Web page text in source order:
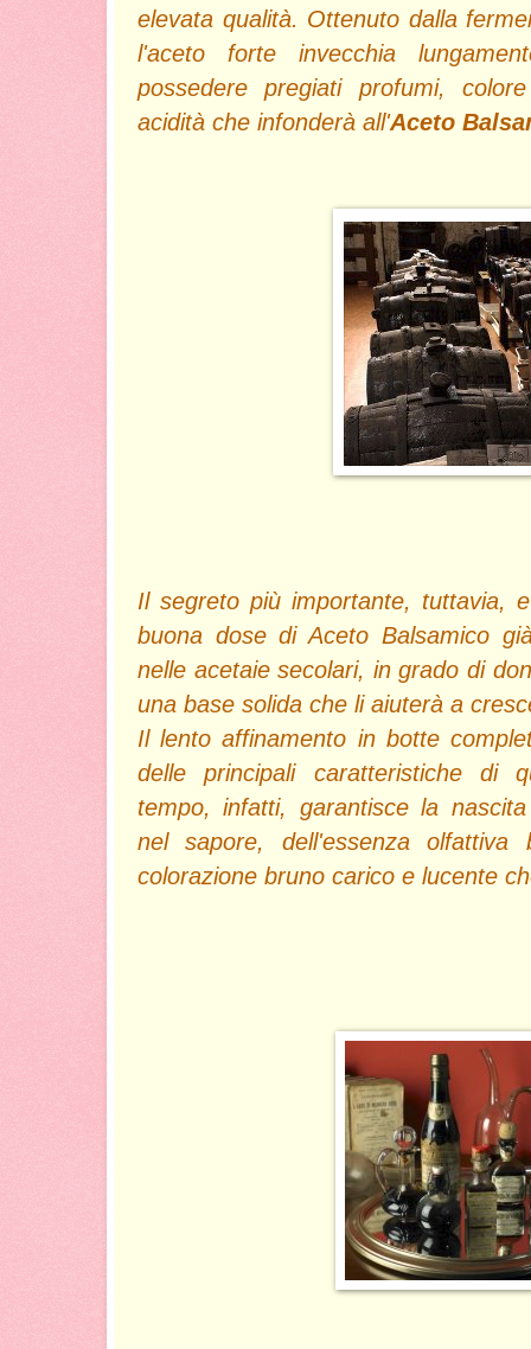
elevata qualità. Ottenuto dalla
l'aceto forte invecchia
possedere pregiati profumi,
acidità che infonderà all'Aceto
Il segreto più importante, tuttavia,
buona dose di Aceto Balsamico
nelle acetaie secolari, in grado di
una base solida che li aiuterà a
Il lento affinamento in botte
delle principali caratteristiche di
tempo, infatti, garantisce la
nel sapore, dell'essenza olfattiva
colorazione bruno carico e lucente